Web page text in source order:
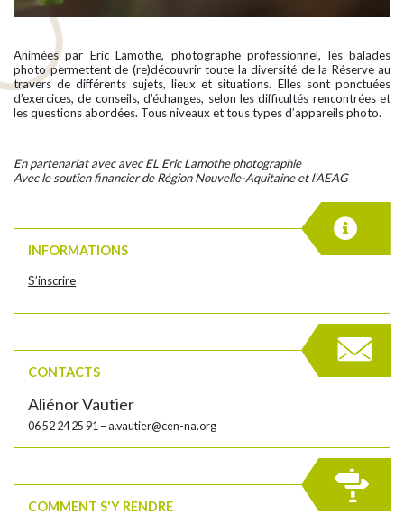
Animées par Eric Lamothe, photographe professionnel, les balades
photo permettent de (re)découvrir toute la diversité de la Réserve au
travers de différents sujets, lieux et situations. Elles sont ponctuées
d’exercices, de conseils, d’échanges, selon les difficultés rencontrées et
les questions abordées. Tous niveaux et tous types d’appareils photo.
En partenariat avec avec EL Eric Lamothe photographie
Avec le soutien financier de Région Nouvelle-Aquitaine et l’AEAG
INFORMATIONS
S’inscrire
CONTACTS
Aliénor Vautier
06 52 24 25 91 – a.vautier@cen-na.org
COMMENT S'Y RENDRE